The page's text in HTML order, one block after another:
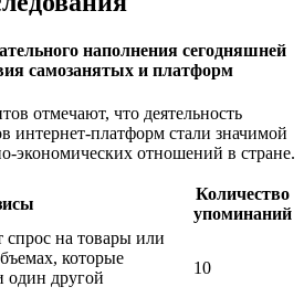
наполнения сегодняшней
самозанятых и платформ
отмечают, что деятельность
интернет-платформ стали значимой
экономических отношений в стране.
Количество
упоминаний
на товары или
которые
один другой
10